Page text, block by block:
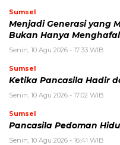
Sumsel
Menjadi Generasi yang
Bukan Hanya
Senin, 10 Agu 2026 - 17:33 WIB
Sumsel
Ketika Pancasila Hadir
Senin, 10 Agu 2026 - 17:02 WIB
Sumsel
Pancasila Pedoman
Senin, 10 Agu 2026 - 16:41 WIB